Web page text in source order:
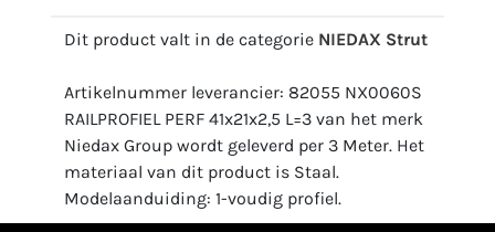
Dit product valt in de categorie NIEDAX Strut
Artikelnummer leverancier: 82055 NX0060S
RAILPROFIEL PERF 41x21x2,5 L=3 van het merk
Niedax Group wordt geleverd per 3 Meter. Het
materiaal van dit product is Staal.
Modelaanduiding: 1-voudig profiel.